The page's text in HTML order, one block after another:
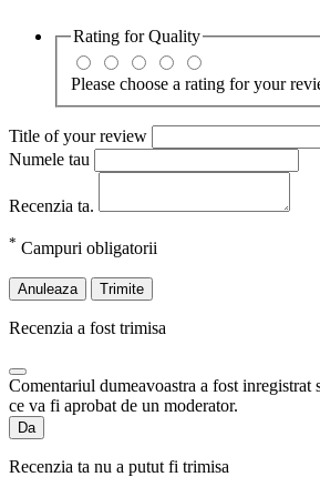
Rating forQuality
Please choose a rating for your
Title of your review
Numele tau
Recenzia ta.
* Campuri obligatorii
Anuleaza Trimite
Recenzia a fost trimisa
Comentariul dumeavoastra a fost
ce va fi aprobat de un moderator.
Da
Recenzia ta nu a putut fi trimisa